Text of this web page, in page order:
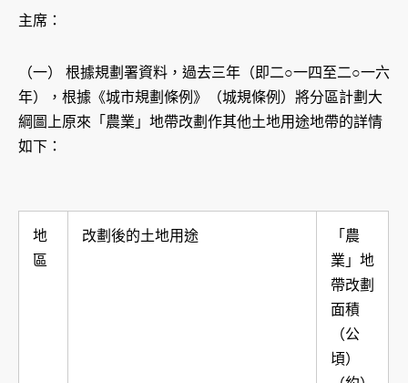
主席：
（一） 根據規劃署資料，過去三年（即二○一四至二○一六
年），根據《城市規劃條例》（城規條例）將分區計劃大
綱圖上原來「農業」地帶改劃作其他土地用途地帶的詳情
如下：
地
區
改劃後的土地用途
「農
業」地
帶改劃
面積
（公
頃）